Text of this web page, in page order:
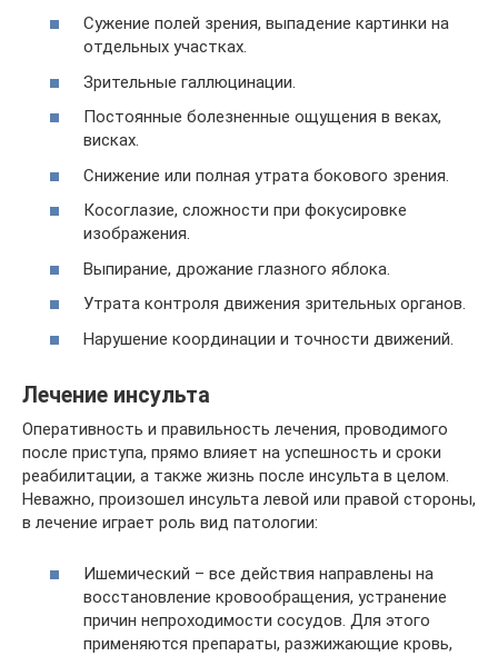
Сужение полей зрения, выпадение картинки на
отдельных участках.
Зрительные галлюцинации.
Постоянные болезненные ощущения в веках,
висках.
Снижение или полная утрата бокового зрения.
Косоглазие, сложности при фокусировке
изображения.
Выпирание, дрожание глазного яблока.
Утрата контроля движения зрительных органов.
Нарушение координации и точности движений.
Лечение инсульта
Оперативность и правильность лечения, проводимого
после приступа, прямо влияет на успешность и сроки
реабилитации, а также жизнь после инсульта в целом.
Неважно, произошел инсульта левой или правой стороны,
в лечение играет роль вид патологии:
Ишемический – все действия направлены на
восстановление кровообращения, устранение
причин непроходимости сосудов. Для этого
применяются препараты, разжижающие кровь,